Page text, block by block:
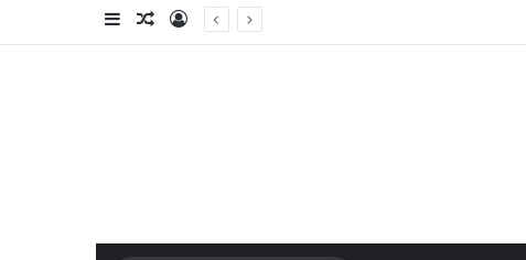
ورودنوشته تصادفی
سایدبار